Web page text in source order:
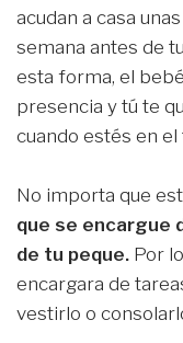
acudan a casa
semana antes de
esta forma, el
presencia y tú te
cuando estés en el
No importa que
que se encargue
de tu peque. Por
encargara de
vestirlo o